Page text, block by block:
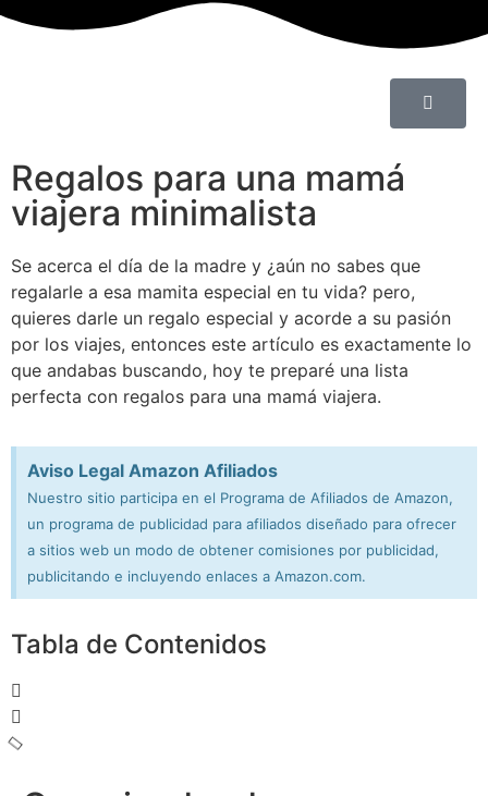
Regalos para una mamá
viajera minimalista
Se acerca el día de la madre y ¿aún no sabes que
regalarle a esa mamita especial en tu vida? pero,
quieres darle un regalo especial y acorde a su pasión
por los viajes, entonces este artículo es exactamente lo
que andabas buscando, hoy te preparé una lista
perfecta con regalos para una mamá viajera.
Aviso Legal Amazon Afiliados
Nuestro sitio participa en el Programa de Afiliados de Amazon,
un programa de publicidad para afiliados diseñado para ofrecer
a sitios web un modo de obtener comisiones por publicidad,
publicitando e incluyendo enlaces a Amazon.com.
Tabla de Contenidos